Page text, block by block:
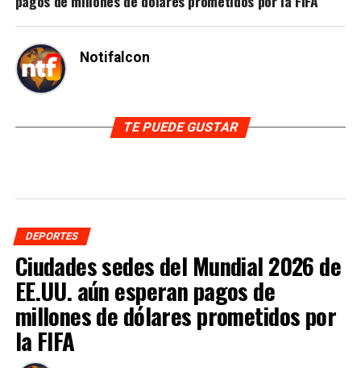
Notifalcon
TE PUEDE GUSTAR
DEPORTES
Ciudades sedes del Mundial 2026 de
EE.UU. aún esperan pagos de
millones de dólares prometidos por
la FIFA